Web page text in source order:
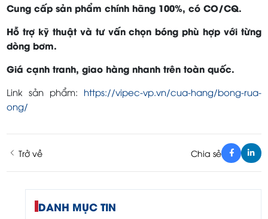
Cung cấp sản phẩm chính hãng 100%, có CO/CQ.
Hỗ trợ kỹ thuật và tư vấn chọn bóng phù hợp với từng
dòng bơm.
Giá cạnh tranh, giao hàng nhanh trên toàn quốc.
Link sản phẩm: https://vipec-vp.vn/cua-hang/bong-rua-
ong/
Trở về Chia sẻ
DANH MỤC TIN